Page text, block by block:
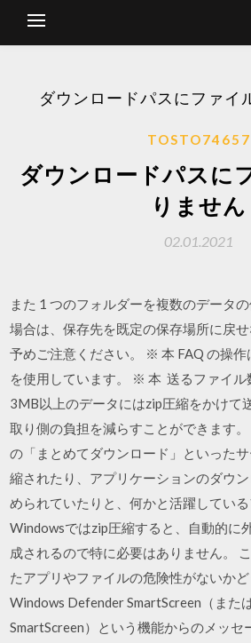
ダウンロードパスにファイ
TOSTO74657
ダウンロードパスに
りません
02.01.2021
また 1 つのフォルダーを複数のデータ
場合は、保存先を既定の保存場所に戻せ
予めご注意ください。 ※ 本 FAQ の操作
を使用しています。 ※ 本 送るファイル
3MB以上のデータにはzip圧縮をかけて
取り側の負担を減らすことができます
の「まとめてダウンロード」といった
縮されたり、アプリケーションのダウ
められていたりと、何かと活躍している
Windowsではzip圧縮すると、自動的に
成されるので特に必要はありません。
たアプリやファイルの危険性がないかど
Windows Defender SmartScreen（また
SmartScreen）という機能からのメッセ